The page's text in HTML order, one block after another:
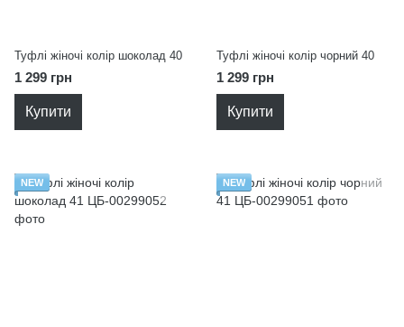
Туфлі жіночі колір шоколад 40
1 299 грн
Купити
Туфлі жіночі колір чорний 40
1 299 грн
Купити
NEW NEW